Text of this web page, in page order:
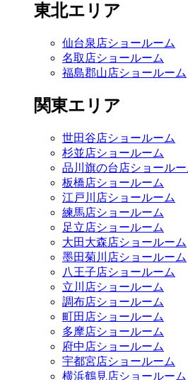
東北エリア
仙台泉店ショールーム
名取店ショールーム
福島郡山店ショールーム
関東エリア
世田谷店ショールーム
杉並店ショールーム
品川旗の台店ショールー
板橋店ショールーム
江戸川店ショールーム
練馬店ショールーム
足立店ショールーム
大田大森店ショールーム
墨田菊川店ショールーム
八王子店ショールーム
立川店ショールーム
調布店ショールーム
町田店ショールーム
多摩店ショールーム
府中店ショールーム
宇都宮店ショールーム
横浜鶴見店ショールーム